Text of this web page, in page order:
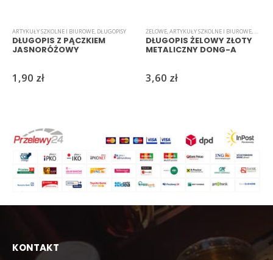
ARTYKUŁY SZKOLNE I BIUROWE, DŁUGOPISY
DŁUGOPIS Z PĄCZKIEM
JASNORÓŻOWY
1,90 zł
ŻELOWE,ARTYKUŁY SZKOLNE I BIUROWE,
DŁUGOPIS ŻELOWY ZŁOTY
METALICZNY DONG-A
3,60 zł
KONTAKT